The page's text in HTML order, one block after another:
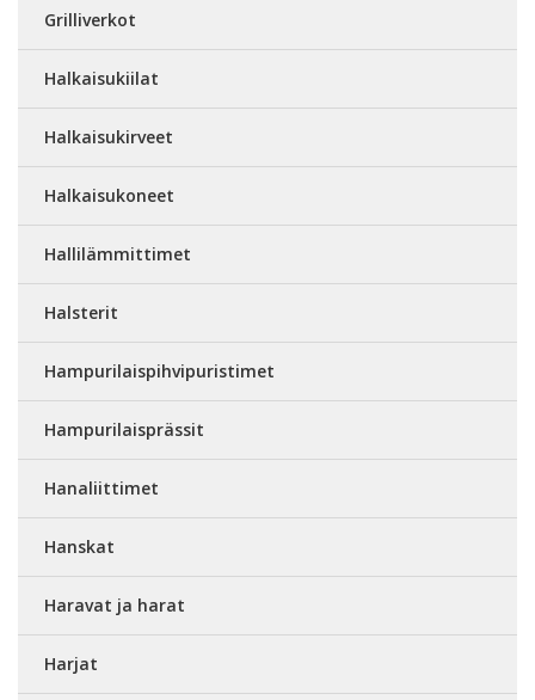
Grilliverkot
Halkaisukiilat
Halkaisukirveet
Halkaisukoneet
Hallilämmittimet
Halsterit
Hampurilaispihvipuristimet
Hampurilaisprässit
Hanaliittimet
Hanskat
Haravat ja harat
Harjat